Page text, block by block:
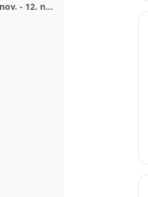
Kursuse arvestus. 9. nov. - 12. nov.